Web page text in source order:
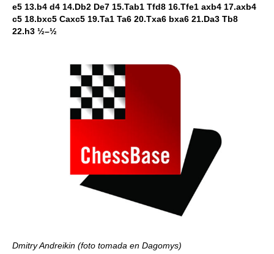
e5 13.b4 d4 14.Db2 De7 15.Tab1 Tfd8 16.Tfe1 axb4 17.axb4
c5 18.bxc5 Caxc5 19.Ta1 Ta6 20.Txa6 bxa6 21.Da3 Tb8
22.h3 ½–½
Dmitry Andreikin (foto tomada en Dagomys)